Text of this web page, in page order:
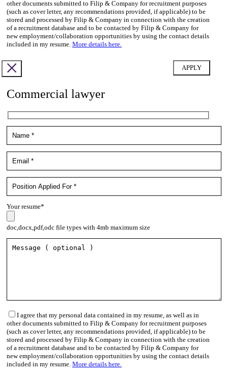
other documents submitted to Filip & Company for recruitment purposes
(such as cover letter, any recommendations provided, if applicable) to be
stored and processed by Filip & Company in connection with the creation
of a recruitment database and to be contacted by Filip & Company for
new employment/collaboration opportunities by using the contact details
included in my resume. More details here.
Commercial lawyer
Your resume*
doc,docx,pdf,odc file types with 4mb maximum size
I agree that my personal data contained in my resume, as well as in
other documents submitted to Filip & Company for recruitment purposes
(such as cover letter, any recommendations provided, if applicable) to be
stored and processed by Filip & Company in connection with the creation
of a recruitment database and to be contacted by Filip & Company for
new employment/collaboration opportunities by using the contact details
included in my resume. More details here.